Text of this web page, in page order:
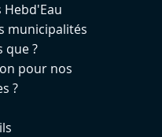
municipalités
que ?
pour nos
?